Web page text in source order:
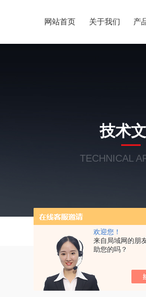
欢迎您！
来自局域网的朋
助您的吗？
网站首页 关于我们 产
技术
TECHNICAL